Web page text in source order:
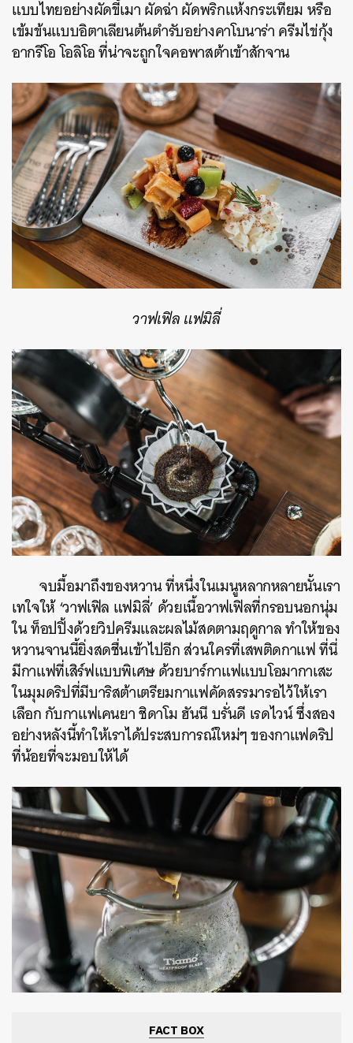
แบบไทยอย่างผัดขี้เมา ผัดฉ่า ผัดพริกแห้งกระเทียม หรือ
เข้มข้นแบบอิตาเลียนต้นตำรับอย่างคาโบนาร่า ครีมไข่กุ้ง
อากรีโอ โอลิโอ ที่น่าจะถูกใจคอพาสต้าเข้าสักจาน
วาฟเฟิล แฟมิลี่
จบมื้อมาถึงของหวาน ที่หนึ่งในเมนูหลากหลายนั้นเรา
เทใจให้ ‘วาฟเฟิล แฟมิลี่’ ด้วยเนื้อวาฟเฟิลที่กรอบนอกนุ่ม
ใน ท็อปปิ้งด้วยวิปครีมและผลไม้สดตามฤดูกาล ทำให้ของ
หวานจานนี้ยิ่งสดชื่นเข้าไปอีกส่วนใครที่เสพติดกาแฟ ที่นี่
มีกาแฟที่เสิร์ฟแบบพิเศษ ด้วยบาร์กาแฟแบบโอมากาเสะ
ในมุมดริปที่มีบาริสต้าเตรียมกาแฟคัดสรรมารอไว้ให้เรา
เลือก กับกาแฟเคนยา ชิดาโม ฮันนี บรั่นดี เรดไวน์ ซึ่งสอง
อย่างหลังนี้ทำให้เราได้ประสบการณ์ใหม่ๆ ของกาแฟดริป
ที่น้อยที่จะมอบให้ได้
FACT BOX